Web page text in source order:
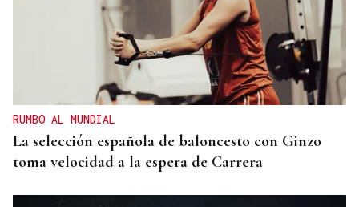
RUMBO AL MUNDIAL
La selección española de baloncesto con Ginzo
toma velocidad a la espera de Carrera